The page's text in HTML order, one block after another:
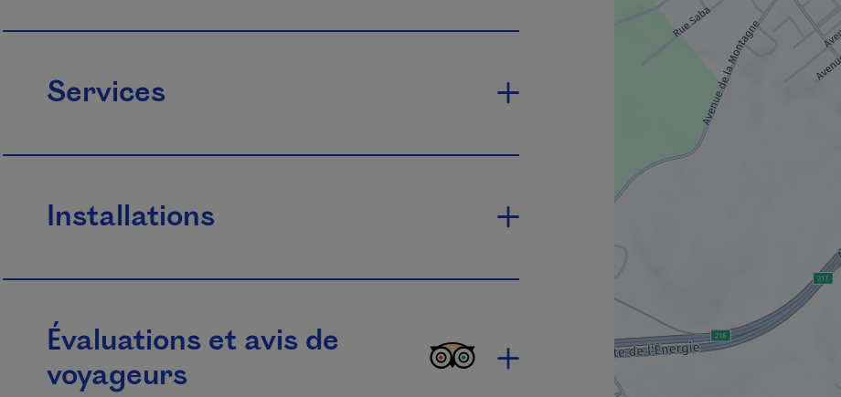
Services
Installations
Évaluations et avis de
voyageurs